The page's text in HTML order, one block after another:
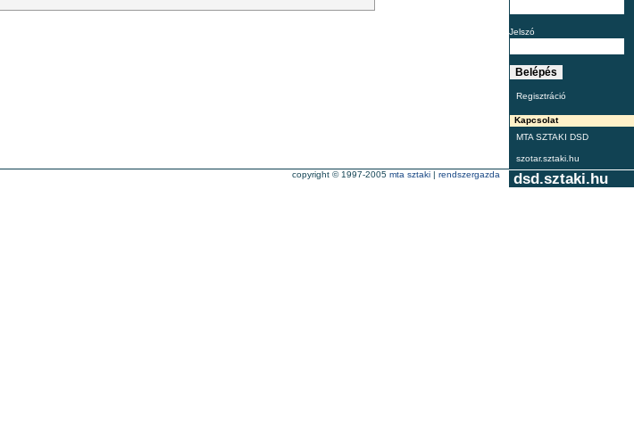
Jelszó
Regisztráció
Kapcsolat
MTA SZTAKI DSD
szotar.sztaki.hu
dsd.sztaki.hu
copyright © 1997-2005 mta sztaki | rendszergazda